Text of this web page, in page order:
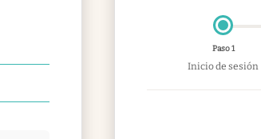
Paso 1
Inicio de sesión